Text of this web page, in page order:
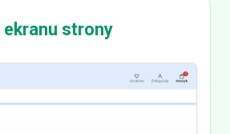
strony